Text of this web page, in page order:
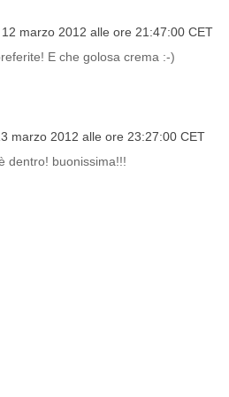
marzo 2012 alle ore 21:47:00 CET
E che golosa crema :-)
marzo 2012 alle ore 23:27:00 CET
dentro! buonissima!!!